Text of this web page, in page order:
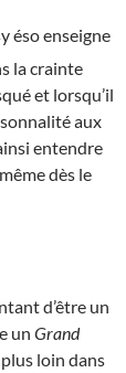
éso enseigne
la crainte
et lorsqu’il
aux
entendre
dès le
d’être un
un Grand
plus loin dans